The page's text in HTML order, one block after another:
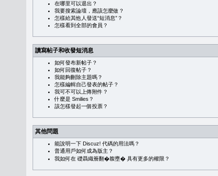
在哪里可以退出？
我要搜索論壇，應該怎麼做？
怎樣給其他人發送“短消息”？
怎樣看到全部的會員？
讀寫帖子和收發短消息
如何發布新帖子？
如何回復帖子？
我能夠刪除主題嗎？
怎樣編輯自己發表的帖子？
我可不可以上傳附件？
什麼是 Smilies？
該怎樣發起一個投票？
其他問題
能說明一下 Discuz! 代碼的用法嗎？
普通用戶如何成為版主？
我如何在 礎聶織簷翻�䪖壅� 具有更多的權限？